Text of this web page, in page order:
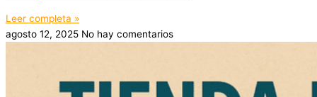
Leer completa »
agosto 12, 2025 No hay comentarios